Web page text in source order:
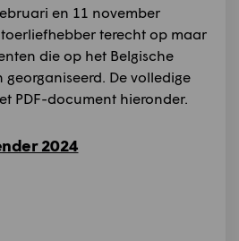
en 11 november
terecht op maar
die op het Belgische
De volledige
PDF-document hieronder.
2024